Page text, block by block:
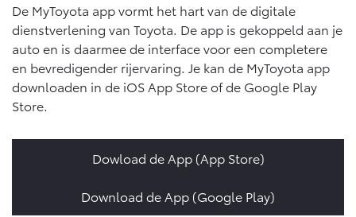
De MyToyota app vormt het hart van de digitale
dienstverlening van Toyota. De app is gekoppeld aan je
auto en is daarmee de interface voor een completere
en bevredigender rijervaring. Je kan de MyToyota app
downloaden in de iOS App Store of de Google Play
Store.
Dowload de App (App Store)
Download de App (Google Play)